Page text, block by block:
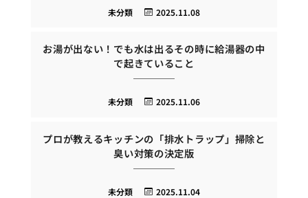
2025.11.08
未分類
お湯が出ない！でも水は出るその時に給湯器の中
で起きていること
2025.11.06
未分類
プロが教えるキッチンの「排水トラップ」掃除と
臭い対策の決定版
2025.11.04
未分類